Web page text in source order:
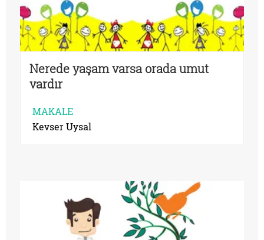
Nerede yaşam varsa orada umut
vardır
MAKALE
Kevser Uysal